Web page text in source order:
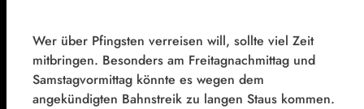
Wer über Pfingsten verreisen will, sollte viel Zeit
mitbringen. Besonders am Freitagnachmittag und
Samstagvormittag könnte es wegen dem
angekündigten Bahnstreik zu langen Staus kommen.